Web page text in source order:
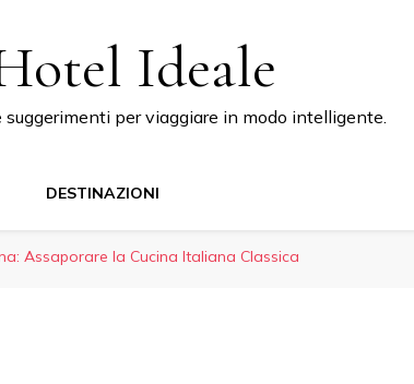
Ideale
suggerimenti per viaggiare in modo intelligente.
DESTINAZIONI
Assaporare la Cucina Italiana Classica